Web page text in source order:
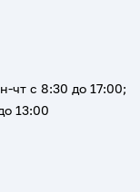
чт с 8:30 до 17:00;
13:00